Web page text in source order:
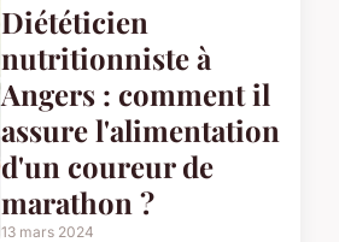
Diététicien
nutritionniste à
Angers : comment il
assure l'alimentation
d'un coureur de
marathon ?
13 mars 2024